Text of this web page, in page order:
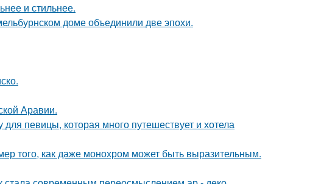
и стильнее.
доме объединили две эпохи.
Аравии.
певицы, которая много путешествует и хотела
того, как даже монохром может быть выразительным.